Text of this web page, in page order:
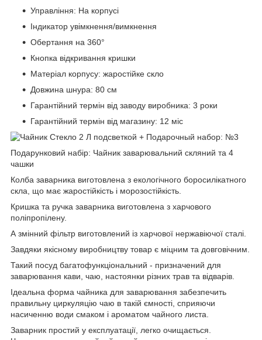
Управління: На корпусі
Індикатор увімкнення/вимкнення
Обертання на 360°
Кнопка відкривання кришки
Матеріал корпусу: жаростійке скло
Довжина шнура: 80 см
Гарантійний термін від заводу виробника: 3 роки
Гарантійний термін від магазину: 12 міс
Подарунковий набір: Чайник заварювальний скляний та 4
чашки
Колба заварника виготовлена з екологічного боросилікатного
скла, що має жаростійкість і морозостійкість.
Кришка та ручка заварника виготовлена з харчового
поліпропілену.
А змінний фільтр виготовлений із харчової нержавіючої сталі.
Завдяки якісному виробництву товар є міцним та довговічним.
Такий посуд багатофункціональний - призначений для
заварювання кави, чаю, настоянки різних трав та відварів.
Ідеальна форма чайника для заварювання забезпечить
правильну циркуляцію чаю в такій ємності, сприяючи
насиченню води смаком і ароматом чайного листа.
Заварник простий у експлуатації, легко очищається.